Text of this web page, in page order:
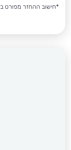
*חישוב ההחזר מפורט ב